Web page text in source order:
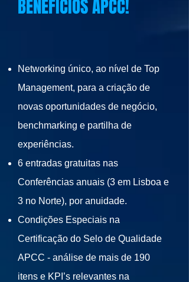
BENEFÍCIOS APCC!
Networking único, ao nível de Top
Management, para a criação de
novas oportunidades de negócio,
benchmarking e partilha de
experiências.
6 entradas gratuitas nas
Conferências anuais (3 em Lisboa e
3 no Norte), por anuidade.
Condições Especiais na
Certificação do Selo de Qualidade
APCC - análise de mais de 190
itens e KPI’s relevantes na